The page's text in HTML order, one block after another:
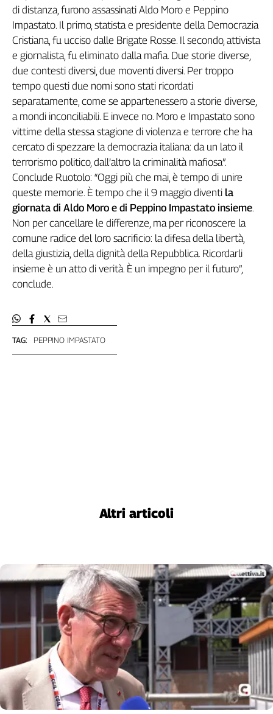
Cerca
Contatti
La
redazione
Newsletter
Social
TAG: PEPPINO IMPASTATO
di distanza, furono assassinati Aldo Moro e Peppino
Impastato. Il primo, statista e presidente della Democrazia
Cristiana, fu ucciso dalle Brigate Rosse. Il secondo, attivista
e giornalista, fu eliminato dalla mafia. Due storie diverse,
due contesti diversi, due moventi diversi. Per troppo
tempo questi due nomi sono stati ricordati
separatamente, come se appartenessero a storie diverse,
a mondi inconciliabili. E invece no. Moro e Impastato sono
vittime della stessa stagione di violenza e terrore che ha
cercato di spezzare la democrazia italiana: da un lato il
terrorismo politico, dall’altro la criminalità mafiosa”.
Conclude Ruotolo: “Oggi più che mai, è tempo di unire
queste memorie. È tempo che il 9 maggio diventi la
giornata di Aldo Moro e di Peppino Impastato insieme.
Non per cancellare le differenze, ma per riconoscere la
comune radice del loro sacrificio: la difesa della libertà,
della giustizia, della dignità della Repubblica. Ricordarli
insieme è un atto di verità. È un impegno per il futuro”,
conclude.
Altri articoli